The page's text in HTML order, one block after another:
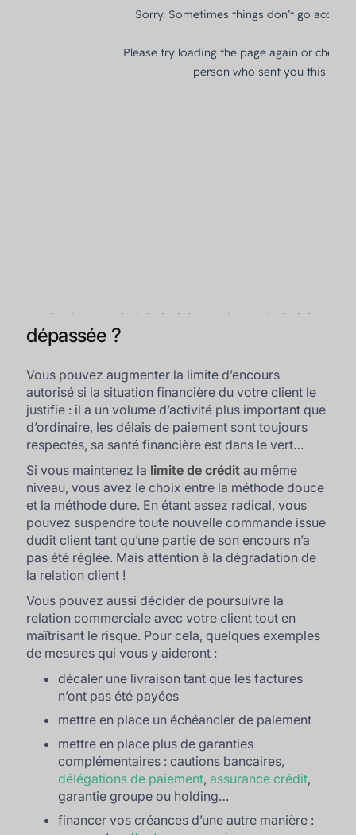
dépassée ?
Vous pouvez augmenter la limite d’encours
autorisé si la situation financière du votre client le
justifie : il a un volume d’activité plus important que
d’ordinaire, les délais de paiement sont toujours
respectés, sa santé financière est dans le vert…
Si vous maintenez la limite de crédit au même
niveau, vous avez le choix entre la méthode douce
et la méthode dure. En étant assez radical, vous
pouvez suspendre toute nouvelle commande issue
dudit client tant qu’une partie de son encours n’a
pas été réglée. Mais attention à la dégradation de
la relation client !
Vous pouvez aussi décider de poursuivre la
relation commerciale avec votre client tout en
maîtrisant le risque. Pour cela, quelques exemples
de mesures qui vous y aideront :
décaler une livraison tant que les factures
n’ont pas été payées
mettre en place un échéancier de paiement
mettre en place plus de garanties
complémentaires : cautions bancaires,
délégations de paiement,assurance crédit,
garantie groupe ou holding…
financer vos créances d’une autre manière :